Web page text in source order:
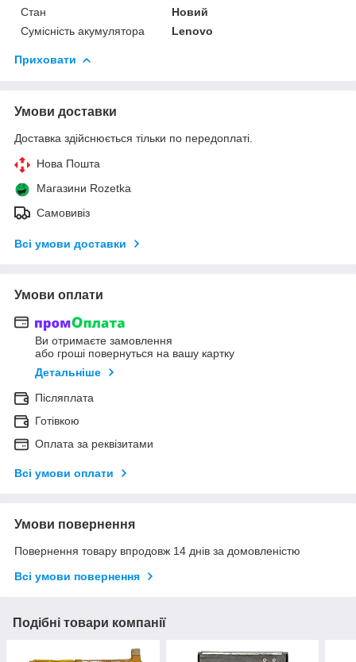
Стан
Новий
Сумісність акумулятора
Lenovo
Приховати
Умови доставки
Доставка здійснюється тільки по передоплаті.
Нова Пошта
Магазини Rozetka
Самовивіз
Всі умови доставки
Умови оплати
Ви отримаєте замовлення
або гроші повернуться на вашу картку
Детальніше
Післяплата
Готівкою
Оплата за реквізитами
Всі умови оплати
Умови повернення
Повернення товару впродовж 14 днів за домовленістю
Всі умови повернення
Подібні товари компанії